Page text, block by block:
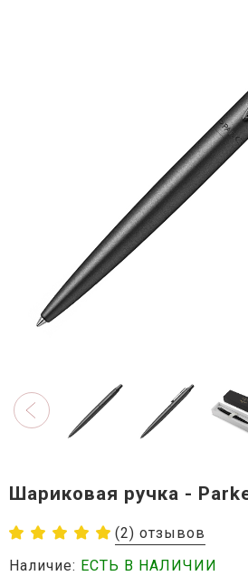
Шариковая ручка -
(2) отзывов
Наличие: ЕСТЬ В НАЛИЧИИ